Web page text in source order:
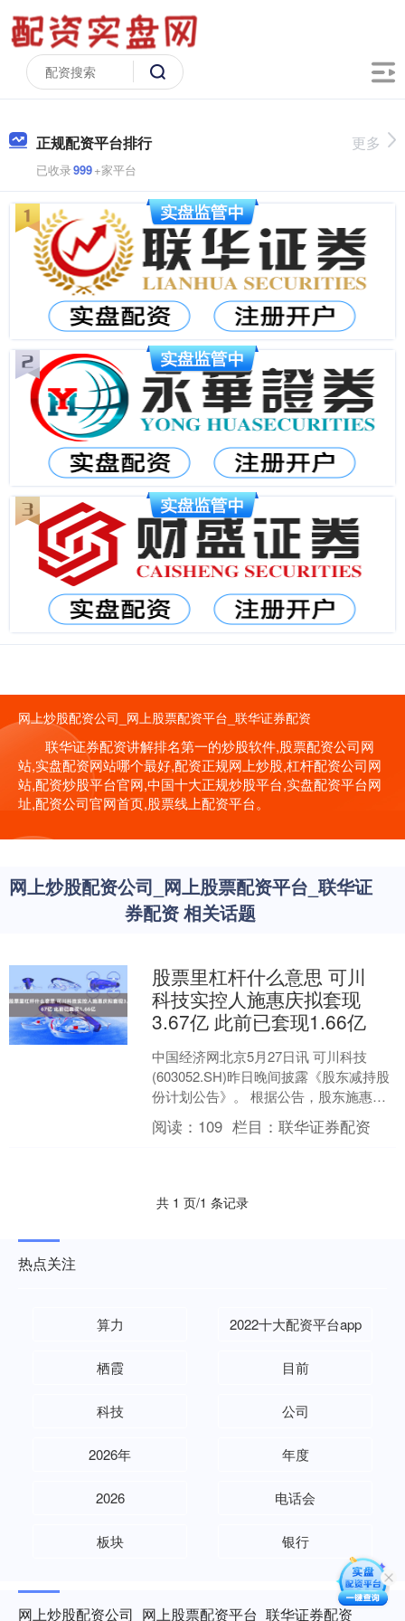
正规配资平台排行
已收录999+家平台
更多
网上炒股配资公司_网上股票配资平台_联华证券配资
联华证券配资讲解排名第一的炒股软件,股票配资公司网
站,实盘配资网站哪个最好,配资正规网上炒股,杠杆配资公司网
站,配资炒股平台官网,中国十大正规炒股平台,实盘配资平台网
址,配资公司官网首页,股票线上配资平台。
网上炒股配资公司_网上股票配资平台_联华证
券配资 相关话题
股票里杠杆什么意思 可川
科技实控人施惠庆拟套现
3.67亿 此前已套现1.66亿
中国经济网北京5月27日讯 可川科技
(603052.SH)昨日晚间披露《股东减持股
份计划公告》。 根据公告，股东施惠庆
计划自减持计划披露之日起15个交易日
后的3....
阅读： 109 栏目：联华证券配资
共 1 页/1 条记录
热点关注
算力 2022十大配资平台app
栖霞 目前
科技 公司
2026年 年度
2026 电话会
板块 银行
网上炒股配资公司_网上股票配资平台_联华证券配资